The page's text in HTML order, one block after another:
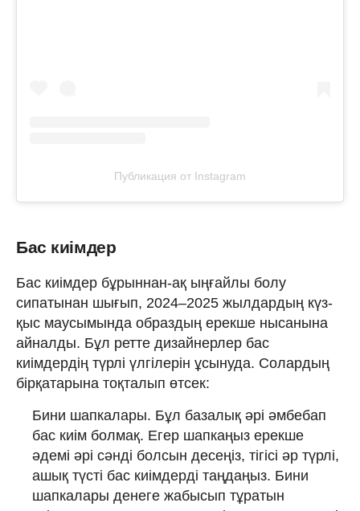
Публикация от Instagram
Бас киімдер
Бас киімдер бұрыннан-ақ ыңғайлы болу
сипатынан шығып, 2024–2025 жылдардың күз-
қыс маусымында образдың ерекше нысанына
айналды. Бұл ретте дизайнерлер бас
киімдердің түрлі үлгілерін ұсынуда. Солардың
бірқатарына тоқталып өтсек:
Бини шапкалары. Бұл базалық әрі әмбебап
бас киім болмақ. Егер шапкаңыз ерекше
әдемі әрі сәнді болсын десеңіз, тігісі әр түрлі,
ашық түсті бас киімдерді таңдаңыз. Бини
шапкалары денеге жабысып тұратын